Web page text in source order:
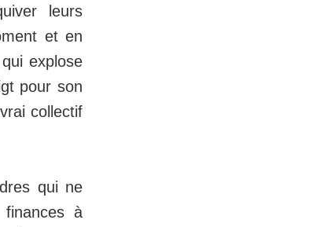
leurs
et en
explose
pour son
collectif
qui ne
à